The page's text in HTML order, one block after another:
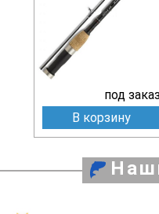
под заказ
В корзину